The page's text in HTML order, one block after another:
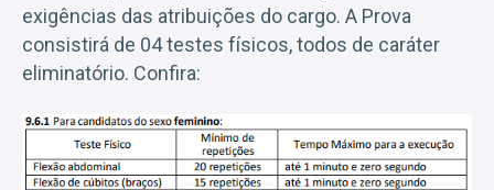
exigências das atribuições do cargo. A Prova
consistirá de 04 testes físicos, todos de caráter
eliminatório. Confira: